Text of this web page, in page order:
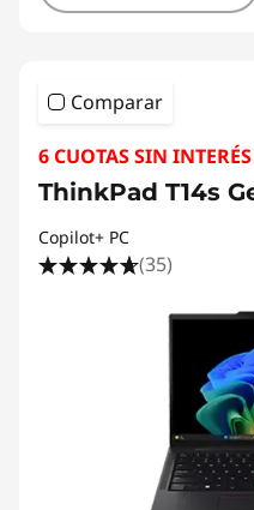
Comparar
6 CUOTAS SIN INTERÉS
ThinkPad T14s
Copilot+ PC
(35)